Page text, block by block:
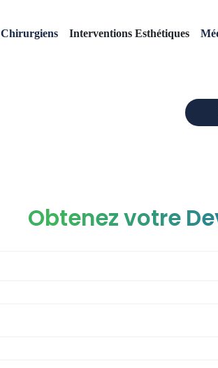
Chirurgiens Interventions Esthétiques
Obtenez votre